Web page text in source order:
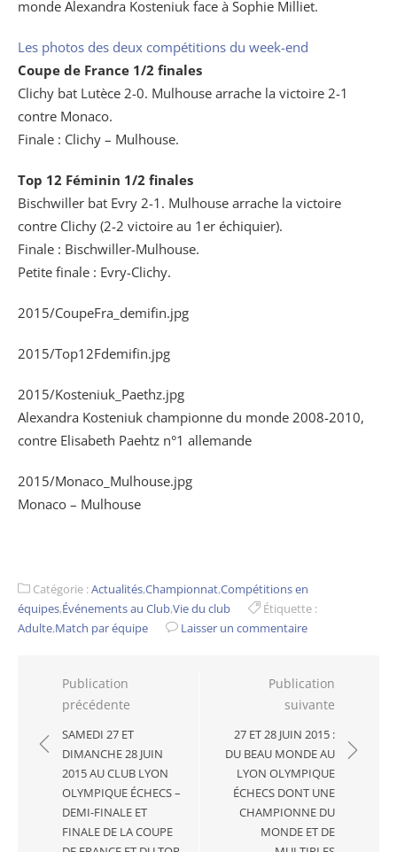
monde Alexandra Kosteniuk face à Sophie Milliet.
Les photos des deux compétitions du week-end
Coupe de France 1/2 finales
Clichy bat Lutèce 2-0. Mulhouse arrache la victoire 2-1
contre Monaco.
Finale : Clichy – Mulhouse.
Top 12 Féminin 1/2 finales
Bischwiller bat Evry 2-1. Mulhouse arrache la victoire
contre Clichy (2-2 victoire au 1er échiquier).
Finale : Bischwiller-Mulhouse.
Petite finale : Evry-Clichy.
2015/CoupeFra_demifin.jpg
2015/Top12Fdemifin.jpg
2015/Kosteniuk_Paethz.jpg
Alexandra Kosteniuk championne du monde 2008-2010,
contre Elisabeth Paehtz n°1 allemande
2015/Monaco_Mulhouse.jpg
Monaco – Mulhouse
Catégorie :Actualités,Championnat,Compétitions en
équipes,Événements au Club,Vie du club
Étiquette :
Adulte,Match par équipe Laisser un commentaire
Navigation
l’article
Publication
précédente
SAMEDI 27 ET
DIMANCHE 28 JUIN
2015 AU CLUB LYON
OLYMPIQUE ÉCHECS –
DEMI-FINALE ET
FINALE DE LA COUPE
Publication
suivante
27 ET 28 JUIN 2015 :
DU BEAU MONDE AU
LYON OLYMPIQUE
ÉCHECS DONT UNE
CHAMPIONNE DU
MONDE ET DE